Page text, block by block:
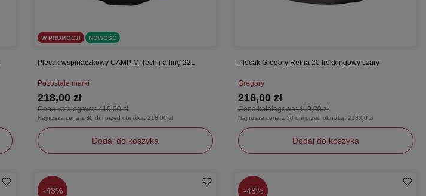
W PROMOCJI NOWOŚĆ
Plecak wspinaczkowy CAMP M-Tech na linę 22L
Pozostałe marki
Cena katalogowa:419,00 zł
218,00 zł
Najniższa cena z 30 dni przed obniżką: 218,00 zł
Dodaj do koszyka
uniwersalny
Plecak Gregory Retna 20 trekkingowy szary
Gregory
Cena katalogowa:419,00 zł
218,00 zł
Najniższa cena z 30 dni przed obniżką: 218,00 zł
Dodaj do koszyka
uniwersalny
-48% -48%